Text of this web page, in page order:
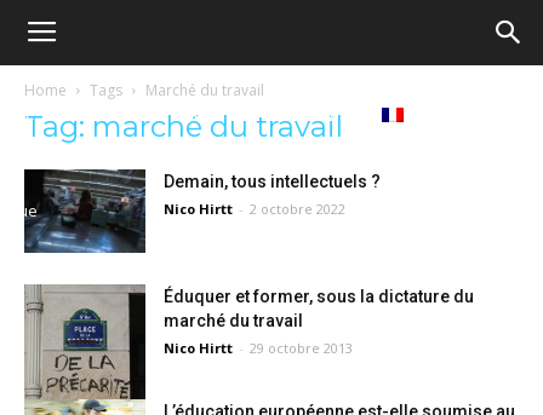
Ecole
démocratique
–
Democratische
Médiathèque Livres
Home Tags Marché du travail
Tag: marché du travail
Demain, tous intellectuels ?
Nico Hirtt - 2 octobre 2022
Éduquer et former, sous la dictature du
marché du travail
Nico Hirtt - 29 octobre 2013